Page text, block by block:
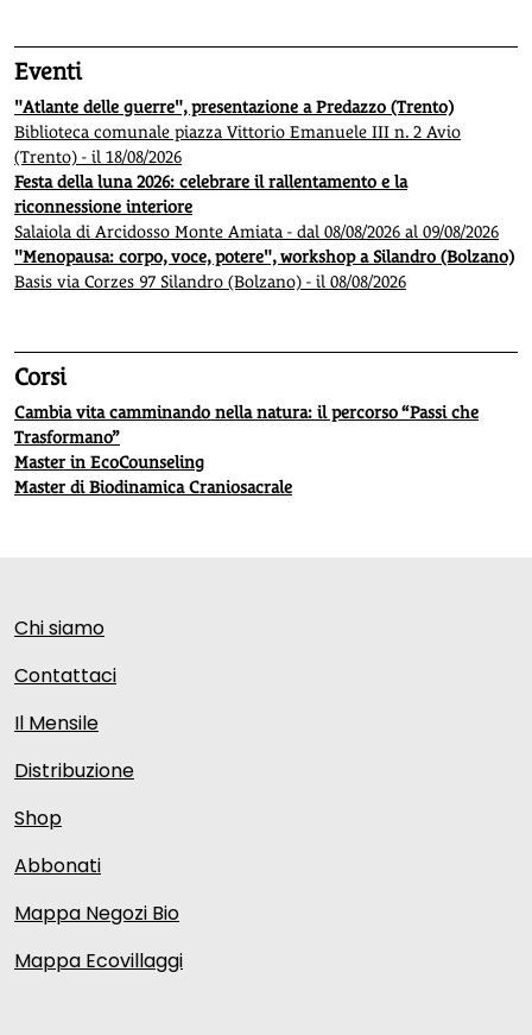
Eventi
"Atlante delle guerre", presentazione a Predazzo (Trento)
Biblioteca comunale piazza Vittorio Emanuele III n. 2 Avio
(Trento) - il 18/08/2026
Festa della luna 2026: celebrare il rallentamento e la
riconnessione interiore
Salaiola di Arcidosso Monte Amiata - dal 08/08/2026 al 09/08/2026
"Menopausa: corpo, voce, potere", workshop a Silandro (Bolzano)
Basis via Corzes 97 Silandro (Bolzano) - il 08/08/2026
Corsi
Cambia vita camminando nella natura: il percorso “Passi che
Trasformano”
Master in EcoCounseling
Master di Biodinamica Craniosacrale
Chi siamo
Contattaci
Il Mensile
Distribuzione
Shop
Abbonati
Mappa Negozi Bio
Mappa Ecovillaggi